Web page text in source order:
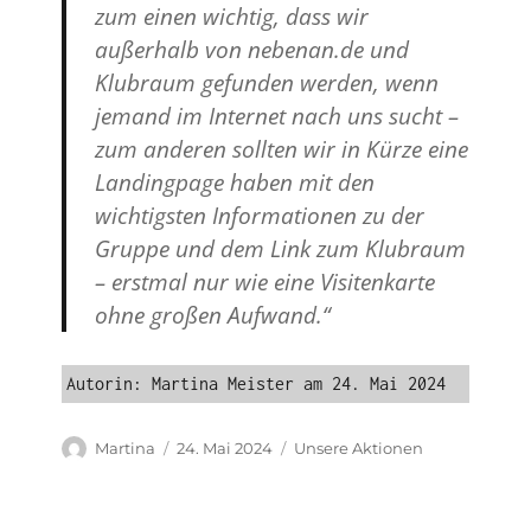
zum einen wichtig, dass wir
außerhalb von nebenan.de und
Klubraum gefunden werden, wenn
jemand im Internet nach uns sucht –
zum anderen sollten wir in Kürze eine
Landingpage haben mit den
wichtigsten Informationen zu der
Gruppe und dem Link zum Klubraum
– erstmal nur wie eine Visitenkarte
ohne großen Aufwand.“
Autorin: Martina Meister am 24. Mai 2024
Autor
Martina
Veröffentlicht
24. Mai 2024 Kategorien
Unsere Aktionen